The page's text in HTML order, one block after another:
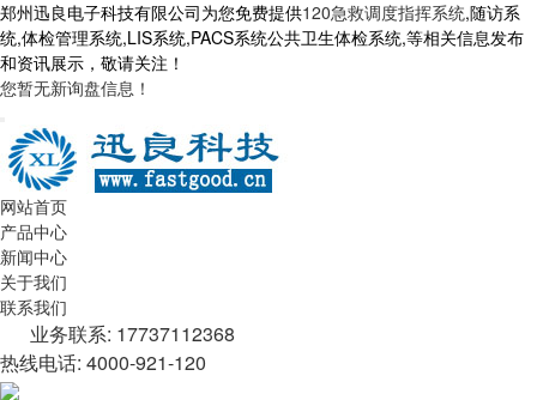
郑州迅良电子科技有限公司为您免费提供120急救调度指挥系统,随访系
统,体检管理系统,LIS系统,PACS系统公共卫生体检系统,等相关信息发布
和资讯展示，敬请关注！
您暂无新询盘信息！
网站首页
产品中心
新闻中心
关于我们
联系我们
业务联系: 17737112368
热线电话: 4000-921-120